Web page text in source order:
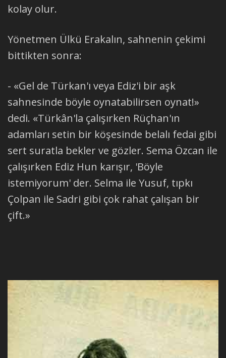
kolay olur.
Yönetmen Ülkü Erakalın, sahnenin çekimi
bittikten sonra:
- «Gel de Türkan'ı veya Ediz'i bir aşk
sahnesinde böyle oynatabilirsen oynat!»
dedi. «Türkân'la çalışırken Rüçhan'ın
adamları setin bir köşesinde belalı fedai gibi
sert suratla bekler ve gözler. Sema Özcan ile
çalışırken Ediz Hun karışır, 'Böyle
istemiyorum' der. Selma ile Yusuf, tıpkı
Çolpan ile Sadri gibi çok rahat çalışan bir
çift.»